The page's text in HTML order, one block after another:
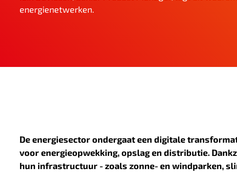
energienetwerken.
Deenergiesectorondergaat een digitale
voor energieopwekking, opslag en distributie.
hun infrastructuur - zoals zonne- en windparken,